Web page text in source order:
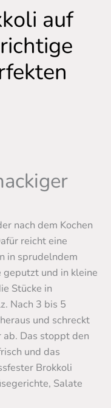
auf
nach dem Kochen
reicht eine
in sprudelndem
geputzt und in kleine
Stücke in
Nach 3 bis 5
und schreckt
Das stoppt den
und das
Brokkoli
Salate